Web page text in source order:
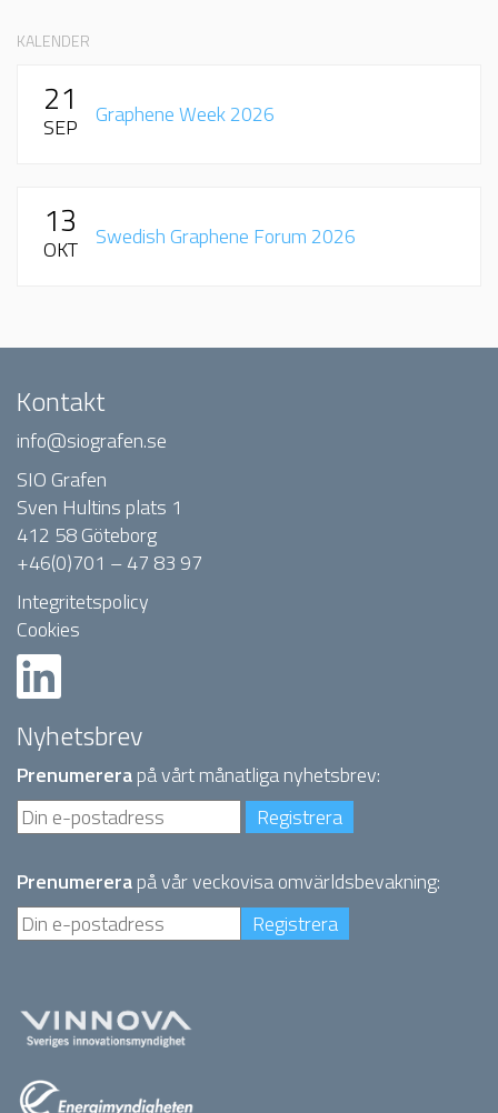
KALENDER
21
SEP Graphene Week 2026
13
OKT Swedish Graphene Forum 2026
Kontakt
info@siografen.se
SIO Grafen
Sven Hultins plats 1
412 58 Göteborg
+46(0)701 – 47 83 97
Integritetspolicy
Cookies
Nyhetsbrev
Prenumererapå vårt månatliga nyhetsbrev:
Prenumererapå vår veckovisa omvärldsbevakning: